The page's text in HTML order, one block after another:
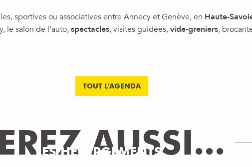
sportives ou associatives entre Annecy et Genève, en Haute-
le salon de l’auto,spectacles, visites guidées,vide-greniers,
TOUT L'AGENDA
AUSSI...
LES HÉBERGEMENTS